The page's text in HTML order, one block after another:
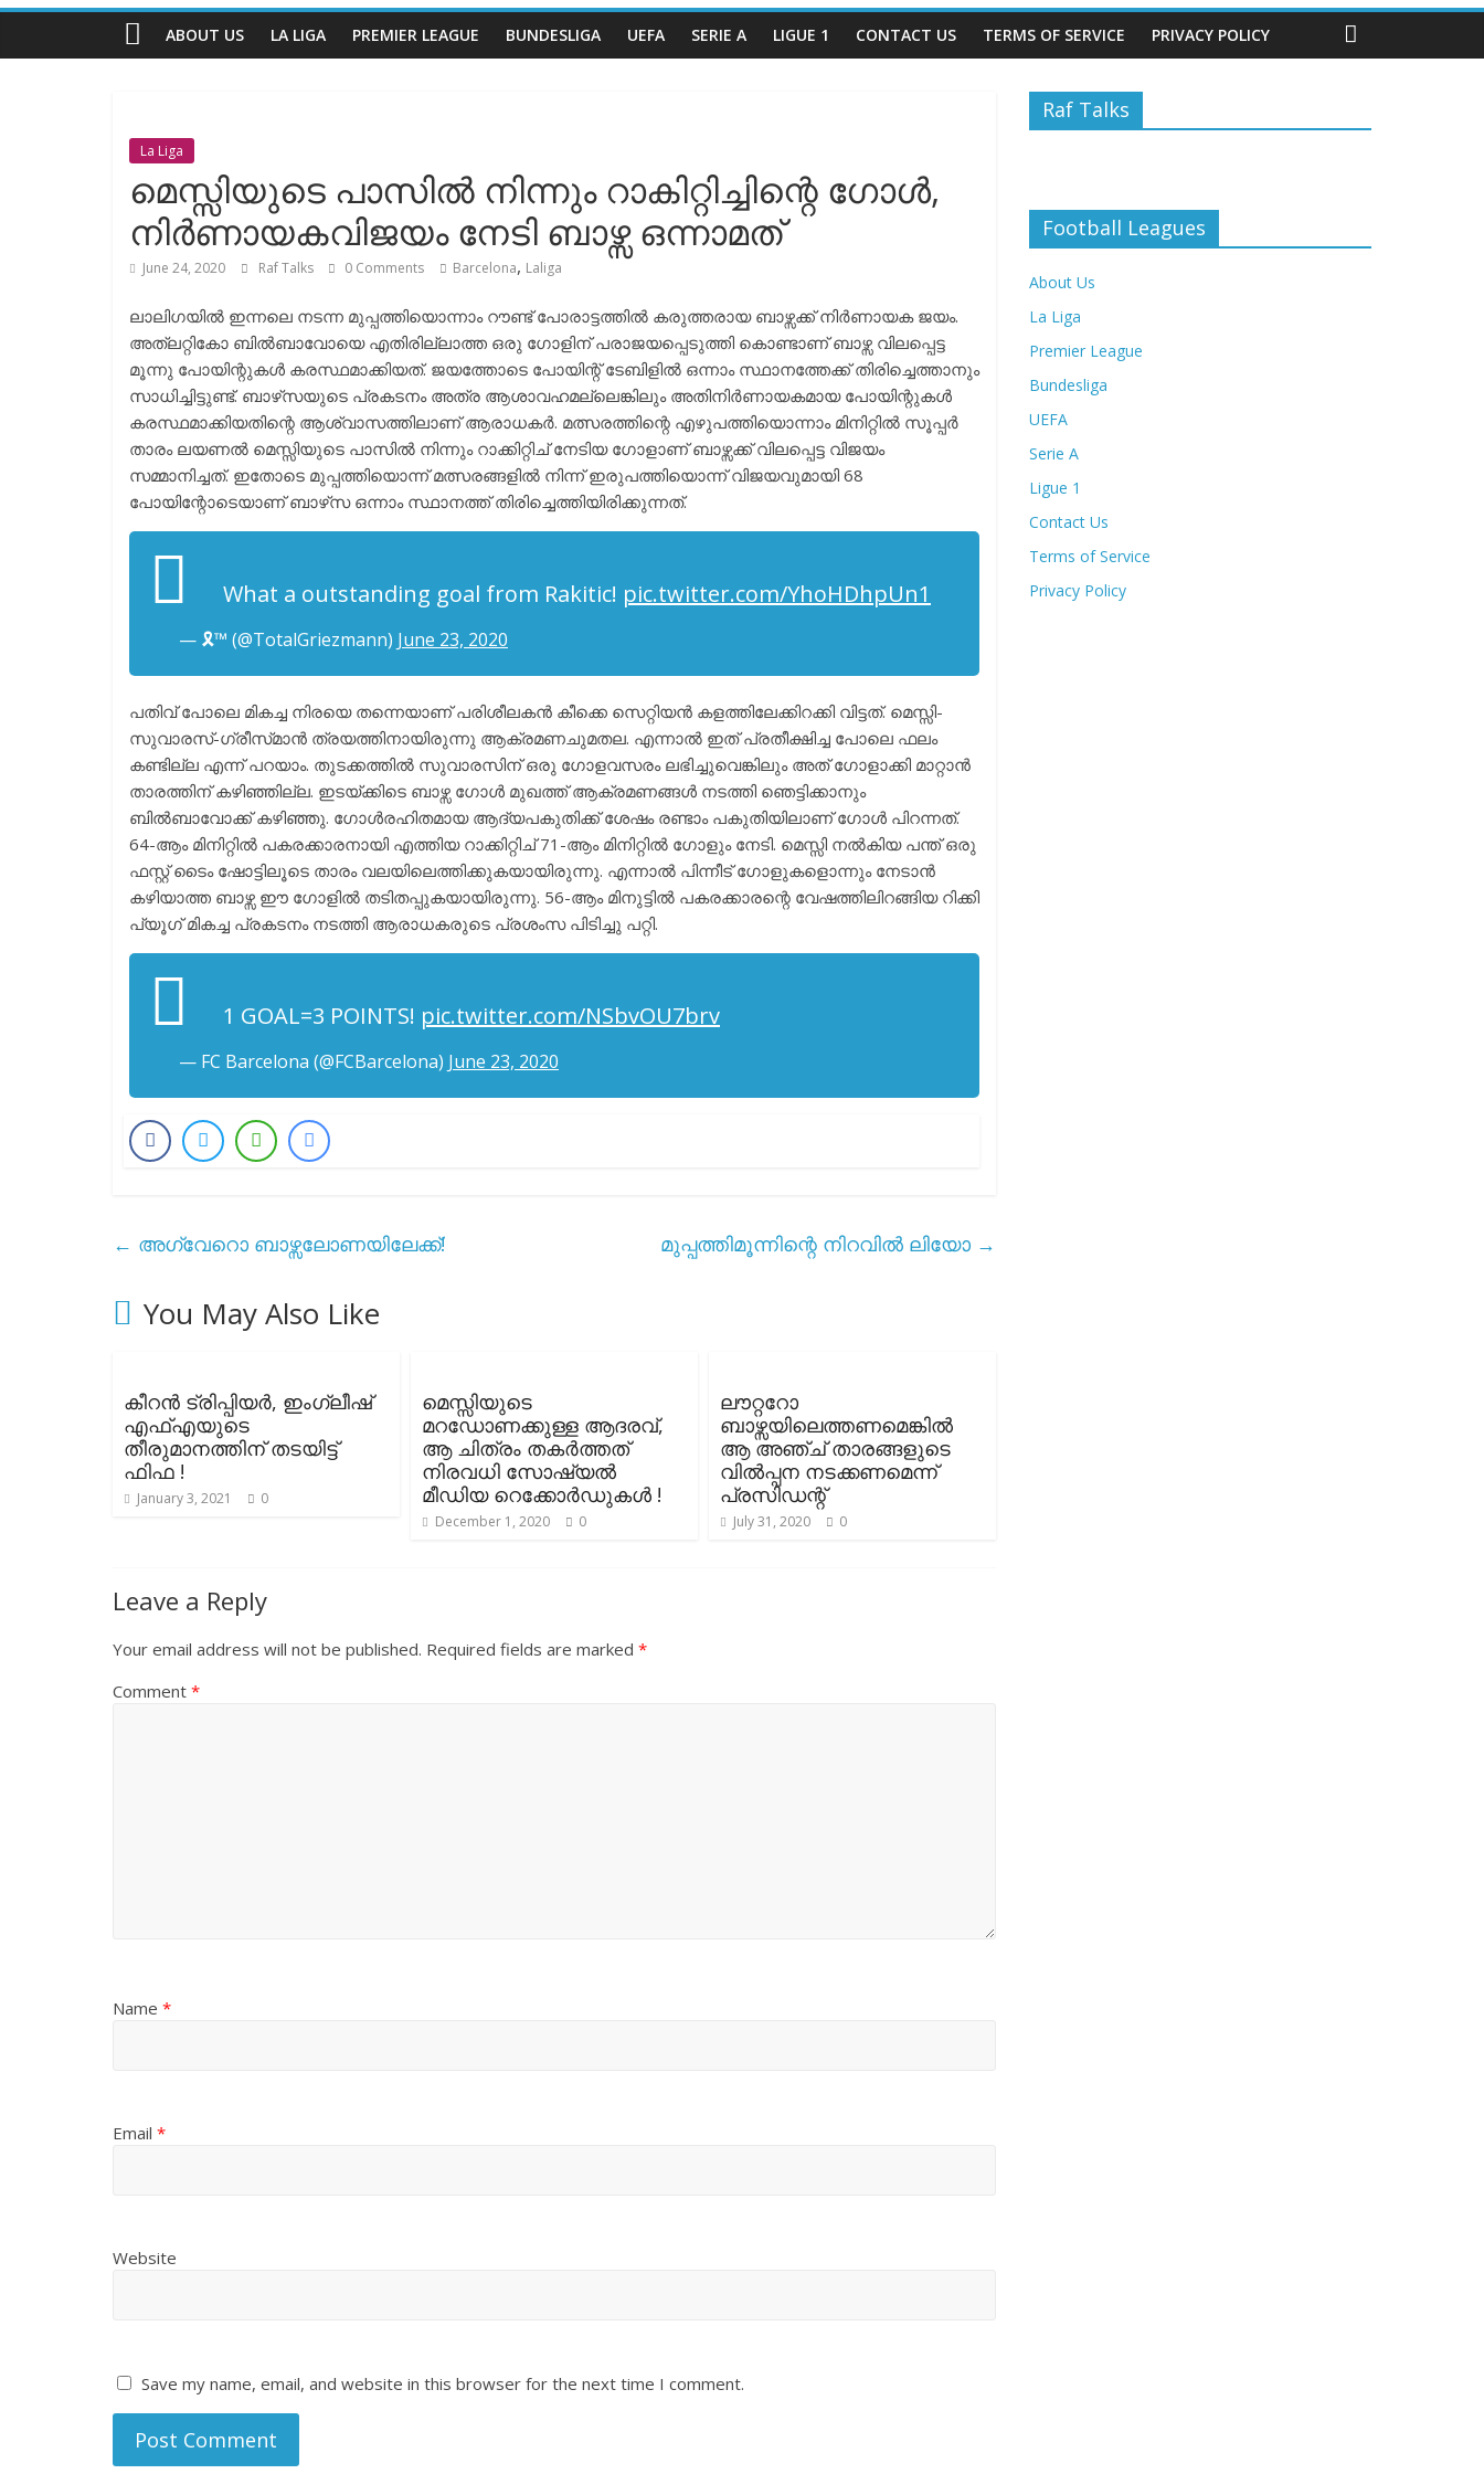
Talks
Football
Channel
ABOUT US LA LIGA PREMIER LEAGUE BUNDESLIGA UEFA SERIE A LIGUE 1 CONTACT US TERMS OF SERVICE PRIVACY POLICY
La Liga
മെസ്സിയുടെ പാസിൽ നിന്നും റാകിറ്റിച്ചിന്റെ ഗോൾ,
നിർണായകവിജയം നേടി ബാഴ്സ ഒന്നാമത്
June 24, 2020 Raf Talks 0 Comments Barcelona, Laliga
ലാലിഗയിൽ ഇന്നലെ നടന്ന മുപ്പത്തിയൊന്നാം റൗണ്ട് പോരാട്ടത്തിൽ കരുത്തരായ ബാഴ്സക്ക് നിർണായക ജയം.
അത്ലറ്റികോ ബിൽബാവോയെ എതിരില്ലാത്ത ഒരു ഗോളിന് പരാജയപ്പെടുത്തി കൊണ്ടാണ് ബാഴ്സ വിലപ്പെട്ട
മൂന്നു പോയിന്റുകൾ കരസ്ഥമാക്കിയത്. ജയത്തോടെ പോയിന്റ് ടേബിളിൽ ഒന്നാം സ്ഥാനത്തേക്ക് തിരിച്ചെത്താനും
സാധിച്ചിട്ടുണ്ട്. ബാഴ്‌സയുടെ പ്രകടനം അത്ര ആശാവഹമല്ലെങ്കിലും അതിനിർണായകമായ പോയിന്റുകൾ
കരസ്ഥമാക്കിയതിന്റെ ആശ്വാസത്തിലാണ് ആരാധകർ. മത്സരത്തിന്റെ എഴുപത്തിയൊന്നാം മിനിറ്റിൽ സൂപ്പർ
താരം ലയണൽ മെസ്സിയുടെ പാസിൽ നിന്നും റാക്കിറ്റിച് നേടിയ ഗോളാണ് ബാഴ്സക്ക് വിലപ്പെട്ട വിജയം
സമ്മാനിച്ചത്. ഇതോടെ മുപ്പത്തിയൊന്ന് മത്സരങ്ങളിൽ നിന്ന് ഇരുപത്തിയൊന്ന് വിജയവുമായി 68
പോയിന്റോടെയാണ് ബാഴ്‌സ ഒന്നാം സ്ഥാനത്ത് തിരിച്ചെത്തിയിരിക്കുന്നത്.
What a outstanding goal from Rakitic! pic.twitter.com/YhoHDhpUn1
— 🎗️™ (@TotalGriezmann) June 23, 2020
പതിവ് പോലെ മികച്ച നിരയെ തന്നെയാണ് പരിശീലകൻ കീക്കെ സെറ്റിയൻ കളത്തിലേക്കിറക്കി വിട്ടത്. മെസ്സി-
സുവാരസ്-ഗ്രീസ്‌മാൻ ത്രയത്തിനായിരുന്നു ആക്രമണചുമതല. എന്നാൽ ഇത് പ്രതീക്ഷിച്ച പോലെ ഫലം
കണ്ടില്ല എന്ന് പറയാം. തുടക്കത്തിൽ സുവാരസിന് ഒരു ഗോളവസരം ലഭിച്ചുവെങ്കിലും അത് ഗോളാക്കി മാറ്റാൻ
താരത്തിന് കഴിഞ്ഞില്ല. ഇടയ്ക്കിടെ ബാഴ്സ ഗോൾ മുഖത്ത് ആക്രമണങ്ങൾ നടത്തി ഞെട്ടിക്കാനും
ബിൽബാവോക്ക് കഴിഞ്ഞു. ഗോൾരഹിതമായ ആദ്യപകുതിക്ക് ശേഷം രണ്ടാം പകുതിയിലാണ് ഗോൾ പിറന്നത്.
64-ആം മിനിറ്റിൽ പകരക്കാരനായി എത്തിയ റാക്കിറ്റിച് 71-ആം മിനിറ്റിൽ ഗോളും നേടി. മെസ്സി നൽകിയ പന്ത് ഒരു
ഫസ്റ്റ് ടൈം ഷോട്ടിലൂടെ താരം വലയിലെത്തിക്കുകയായിരുന്നു. എന്നാൽ പിന്നീട് ഗോളുകളൊന്നും നേടാൻ
കഴിയാത്ത ബാഴ്സ ഈ ഗോളിൽ തടിതപ്പുകയായിരുന്നു. 56-ആം മിനുട്ടിൽ പകരക്കാരന്റെ വേഷത്തിലിറങ്ങിയ റിക്കി
പ്യൂഗ് മികച്ച പ്രകടനം നടത്തി ആരാധകരുടെ പ്രശംസ പിടിച്ചു പറ്റി.
1 GOAL=3 POINTS! pic.twitter.com/NSbvOU7brv
— FC Barcelona (@FCBarcelona) June 23, 2020
← അഗ്വേറൊ ബാഴ്സലോണയിലേക്ക്! മുപ്പത്തിമൂന്നിന്റെ നിറവിൽ ലിയോ →
You May Also Like
കീറൻ ട്രിപ്പിയർ, ഇംഗ്ലീഷ്
എഫ്എയുടെ
തീരുമാനത്തിന് തടയിട്ട്
ഫിഫ !
January 3, 2021 0
മെസ്സിയുടെ
മറഡോണക്കുള്ള ആദരവ്,
ആ ചിത്രം തകർത്തത്
നിരവധി സോഷ്യൽ
മീഡിയ റെക്കോർഡുകൾ !
December 1, 2020 0
ലൗറ്ററോ
ബാഴ്സയിലെത്തണമെങ്കിൽ
ആ അഞ്ച് താരങ്ങളുടെ
വിൽപ്പന നടക്കണമെന്ന്
പ്രസിഡന്റ്‌
July 31, 2020 0
Leave a Reply
Your email address will not be published. Required fields are marked *
Comment *
Name *
Email *
Website
Save my name, email, and website in this browser for the next time I comment.
Raf Talks
Football Leagues
About Us
La Liga
Premier League
Bundesliga
UEFA
Serie A
Ligue 1
Contact Us
Terms of Service
Privacy Policy